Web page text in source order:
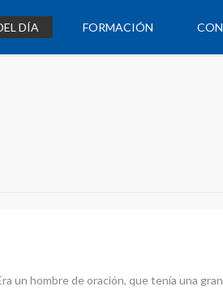
DÍA FORMACIÓN
un hombre de oración, que tenía una gran